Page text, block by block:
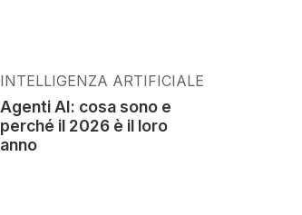
INTELLIGENZA ARTIFICIALE
Agenti AI: cosa sono e
perché il 2026 è il loro
anno